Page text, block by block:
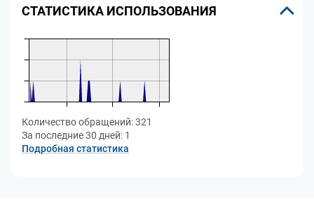
СТАТИСТИКА ИСПОЛЬЗОВАНИЯ
Количество обращений:321
За последние 30 дней: 1
Подробная статистика